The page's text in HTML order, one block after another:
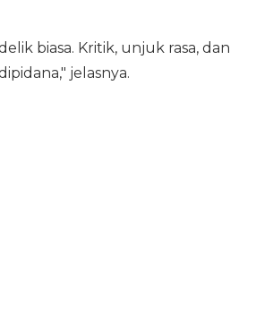
biasa. Kritik, unjuk rasa, dan
jelasnya.